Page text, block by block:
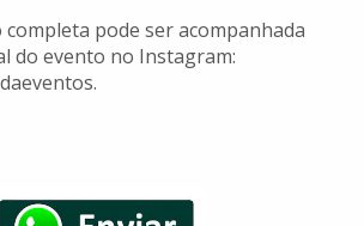
pode ser acompanhada
do evento no Instagram: